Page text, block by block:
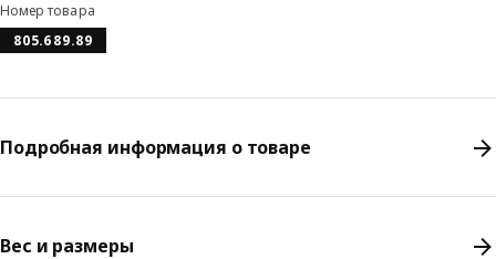
Номер товара
805.689.89
Подробная информация о товаре
Вес и размеры